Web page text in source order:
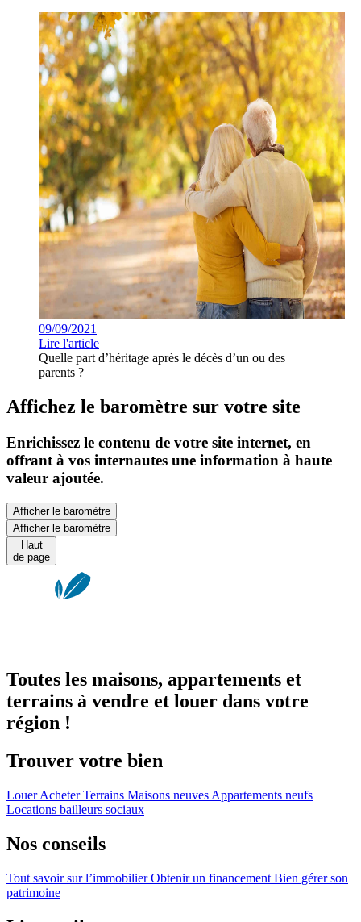
09/09/2021
Lire l'article
Quelle part d’héritage après le décès d’un ou des
parents ?
Affichez le baromètre sur votre site
Enrichissez le contenu de votre site internet, en
offrant à vos internautes une information à haute
valeur ajoutée.
Afficher le baromètre
Afficher le baromètre
Haut
de page
Toutes les maisons, appartements et
terrains à vendre et louer dans votre
région !
Trouver votre bien
LouerAcheterTerrains Maisons neuves Appartements neufs
Locations bailleurs sociaux
Nos conseils
Tout savoir sur l’immobilierObtenir un financement Bien gérer son
patrimoine